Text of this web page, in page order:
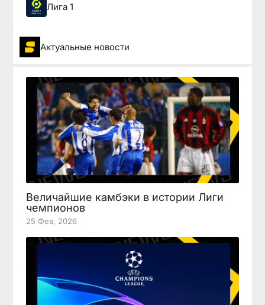
Лига 1
Актуальные новости
Величайшие камбэки в истории Лиги
чемпионов
25 Фев, 2026